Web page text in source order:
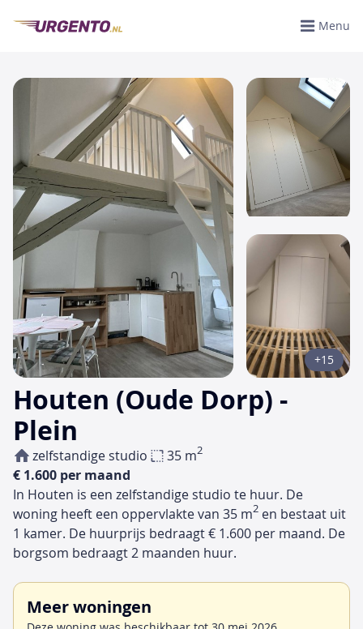
Menu
Houten (Oude Dorp) -
Plein
zelfstandige studio 35 m2
€ 1.600 per maand
+15
In Houten is een zelfstandige studio te huur. De
woning heeft een oppervlakte van 35 m2 en bestaat uit
1 kamer. De huurprijs bedraagt € 1.600 per maand. De
borgsom bedraagt 2 maanden huur.
Meer woningen